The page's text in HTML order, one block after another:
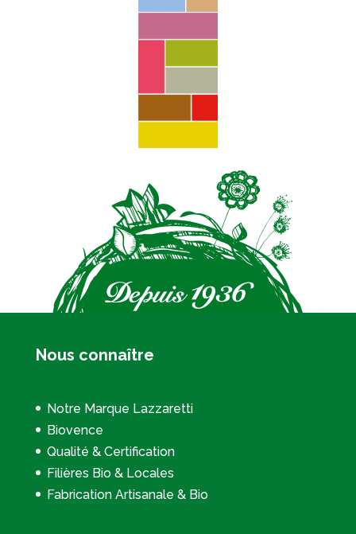
Nous connaître
Notre Marque Lazzaretti
Biovence
Qualité & Certification
Filières Bio & Locales
Fabrication Artisanale & Bio